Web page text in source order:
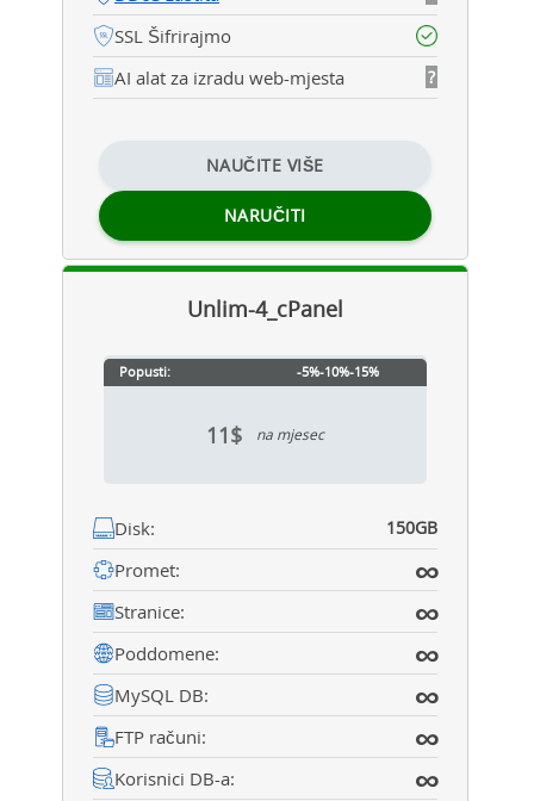
SSL Šifrirajmo
AI alat za izradu web-mjesta
?
NAUČITE VIŠE
NARUČITI
Unlim-4_cPanel
Popusti: -5%-10%-15%
11$ na mjesec
Disk: 150GB
Promet: ∞
Stranice: ∞
Poddomene: ∞
MySQL DB: ∞
FTP računi: ∞
Korisnici DB-a: ∞